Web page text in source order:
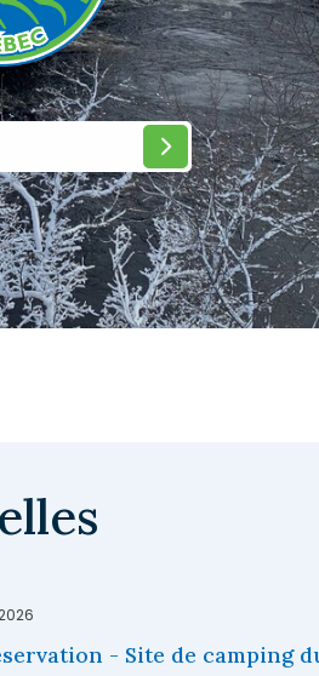
- Site de camping